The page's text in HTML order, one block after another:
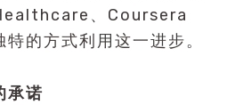
、Coursera
的方式利用这一进步。
承诺